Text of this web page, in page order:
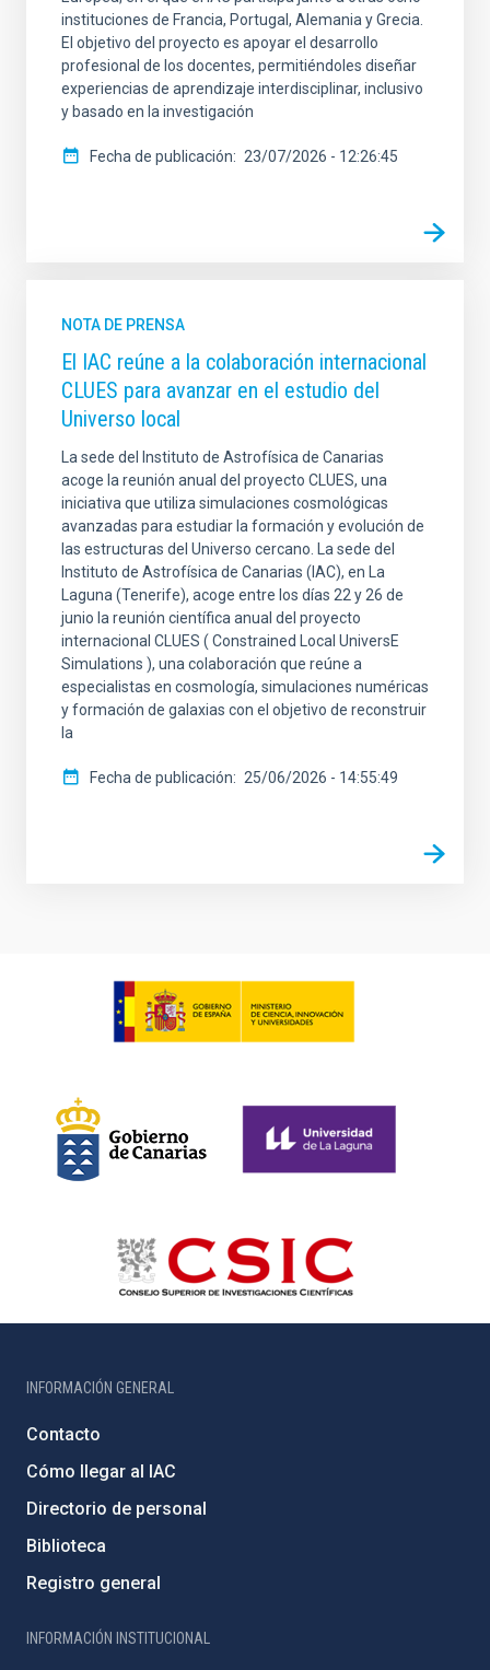
instituciones de Francia, Portugal, Alemania y Grecia.
El objetivo del proyecto es apoyar el desarrollo
profesional de los docentes, permitiéndoles diseñar
experiencias de aprendizaje interdisciplinar, inclusivo
y basado en la investigación
Fecha de publicación 23/07/2026 - 12:26:45
NOTA DE PRENSA
El IAC reúne a la colaboración internacional
CLUES para avanzar en el estudio del
Universo local
La sede del Instituto de Astrofísica de Canarias
acoge la reunión anual del proyecto CLUES, una
iniciativa que utiliza simulaciones cosmológicas
avanzadas para estudiar la formación y evolución de
las estructuras del Universo cercano. La sede del
Instituto de Astrofísica de Canarias (IAC), en La
Laguna (Tenerife), acoge entre los días 22 y 26 de
junio la reunión científica anual del proyecto
internacional CLUES ( Constrained Local UniversE
Simulations ), una colaboración que reúne a
especialistas en cosmología, simulaciones numéricas
y formación de galaxias con el objetivo de reconstruir
la
Fecha de publicación 25/06/2026 - 14:55:49
INFORMACIÓN GENERAL
Contacto
Cómo llegar al IAC
Directorio de personal
Biblioteca
Registro general
INFORMACIÓN INSTITUCIONAL